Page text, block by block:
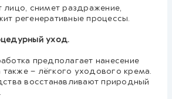
снимет раздражение,
регенеративные процессы.
уход.
предполагает нанесение
также – лёгкого уходового крема.
восстанавливают природный